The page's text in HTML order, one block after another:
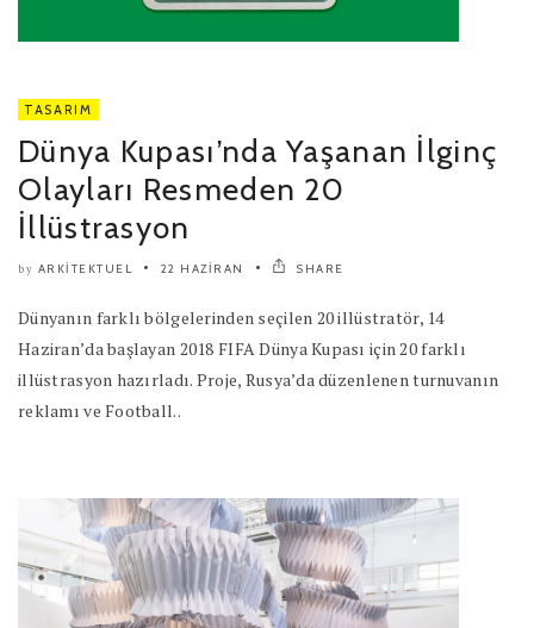
TASARIM
Dünya Kupası’nda Yaşanan İlginç
Olayları Resmeden 20
İllüstrasyon
by ARKITEKTUEL 22 HAZIRAN SHARE
Dünyanın farklı bölgelerinden seçilen 20 illüstratör, 14
Haziran’da başlayan 2018 FIFA Dünya Kupası için 20 farklı
illüstrasyon hazırladı. Proje, Rusya’da düzenlenen turnuvanın
reklamı ve Football..